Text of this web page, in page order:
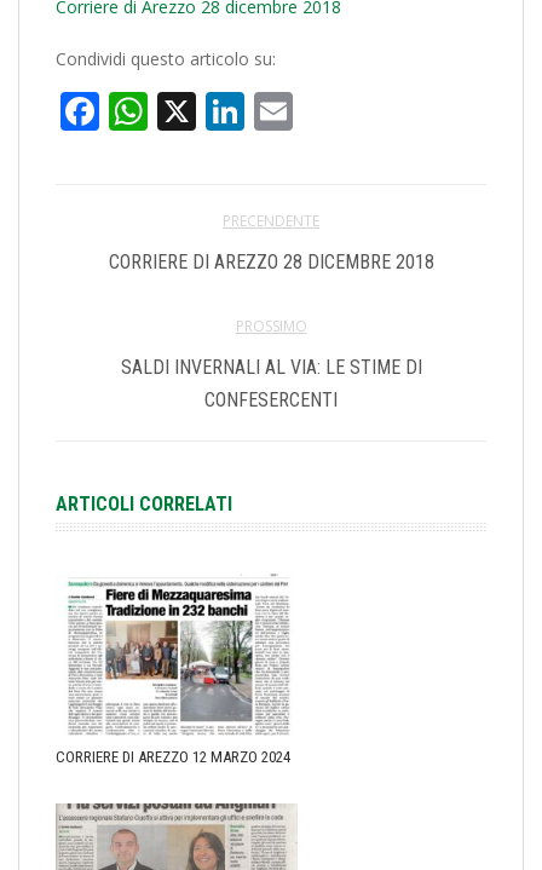
Corriere di Arezzo 28 dicembre 2018
Condividi questo articolo su:
Facebook
WhatsApp
X LinkedIn
PRECENDENTE
CORRIERE DI AREZZO 28 DICEMBRE 2018
PROSSIMO
SALDI INVERNALI AL VIA: LE STIME DI
CONFESERCENTI
ARTICOLI CORRELATI
CORRIERE DI AREZZO 12 MARZO 2024